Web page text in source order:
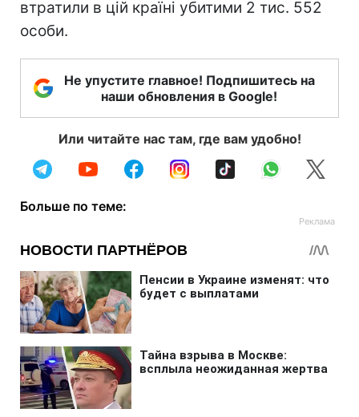
втратили в цій країні убитими 2 тис. 552
особи.
Не упустите главное! Подпишитесь на
наши обновления в Google!
Или читайте нас там, где вам удобно!
Больше по теме: